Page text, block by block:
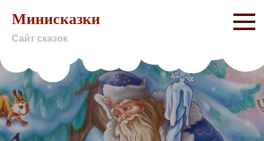
content
Минисказки
Сайт сказок